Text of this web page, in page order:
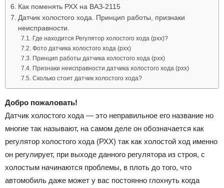
Как поменять РХХ на ВАЗ-2115
Датчик холостого хода. Принцип работы, признаки
неисправности.
Где находится Регулятор холостого хода (рхх)?
Фото датчика холостого хода (рхх)
Принцип работы датчика холостого хода (рхх)
Признаки неисправности датчика холостого хода (рхх)
Сколько стоит датчик холостого хода?
Добро пожаловать!
Датчик холостого хода — это неправильное его название но
многие так называют, на самом деле он обозначается как
регулятор холостого хода (РХХ) так как холостой ход именно
он регулирует, при выходе данного регулятора из строя, с
холостым начинаются проблемы, в плоть до того, что
автомобиль даже может у вас постоянно глохнуть когда